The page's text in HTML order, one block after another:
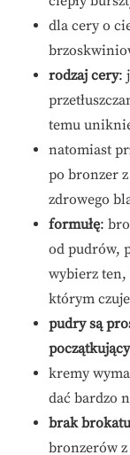
dla cery o
rodzaj cery:
temu
natomiast
po bronzer
zdrowego
formułę:
od pudrów,
wybierz
którym
pudry są
kremy
dać bardzo
brak brokatu
bronzerów